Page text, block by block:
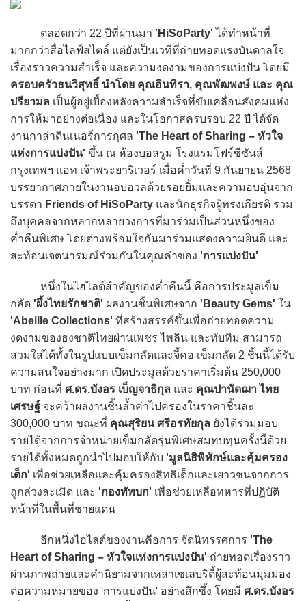
ตลอดกว่า 22 ปีที่ผ่านมา 'HiSoParty' ได้ทำหน้าที่
มากกว่าสื่อไลฟ์สไตล์ แต่ยังเป็นเวทีที่ถ่ายทอดแรงบันดาลใจ
เรื่องราวความสำเร็จ และความงดงามของการแบ่งปัน โดยมี
ครอบครัวธนวิสุทธิ์ นำโดย คุณอินทิรา, คุณพัฒพงษ์ และ คุณ
ปรียามล เป็นผู้อยู่เบื้องหลังความสำเร็จที่ขับเคลื่อนสังคมแห่ง
การให้มาอย่างต่อเนื่อง และในโอกาสครบรอบ 22 ปี ได้จัด
งานกาล่าดินเนอร์การกุศล 'The Heart of Sharing – หัวใจ
แห่งการแบ่งปัน' ขึ้น ณ ห้องบอลรูม โรงแรมโฟร์ซีซันส์
กรุงเทพฯ แอท เจ้าพระยาริเวอร์ เมื่อค่ำวันที่ 9 กันยายน 2568
บรรยากาศภายในงานอบอวลด้วยรอยยิ้มและความอบอุ่นจาก
บรรดา Friends of HiSoParty และนักธุรกิจผู้ทรงเกียรติ รวม
ถึงบุคคลจากหลากหลายวงการที่มาร่วมเป็นส่วนหนึ่งของ
ค่ำคืนพิเศษ โดยต่างพร้อมใจกันมาร่วมแสดงความยินดี และ
สะท้อนเจตนารมณ์ร่วมกันในคุณค่าของ 'การแบ่งปัน'
หนึ่งในไฮไลต์สำคัญของค่ำคืนนี้ คือการประมูลเข็ม
กลัด 'ผึ้งไทยรักชาติ' ผลงานชิ้นพิเศษจาก 'Beauty Gems' ใน
'Abeille Collections' ที่สร้างสรรค์ขึ้นเพื่อถ่ายทอดความ
งดงามของธงชาติไทยผ่านเพชร ไพลิน และทับทิม สามารถ
สวมใส่ได้ทั้งในรูปแบบเข็มกลัดและจี้คอ เข็มกลัด 2 ชิ้นนี้ได้รับ
ความสนใจอย่างมาก เปิดประมูลด้วยราคาเริ่มต้น 250,000
บาท ก่อนที่ ศ.ดร.บังอร เบ็ญจาธิกุล และ คุณปานัดฌา ไทย
เศรษฐ์ จะคว้าผลงานชิ้นล้ำค่าไปครองในราคาชิ้นละ
300,000 บาท ขณะที่ คุณสุริยน ศรีอรทัยกุล ยังได้ร่วมมอบ
รายได้จากการจำหน่ายเข็มกลัดรุ่นพิเศษสมทบทุนครั้งนี้ด้วย
รายได้ทั้งหมดถูกนำไปมอบให้กับ 'มูลนิธิพิทักษ์และคุ้มครอง
เด็ก' เพื่อช่วยเหลือและคุ้มครองสิทธิเด็กและเยาวชนจากการ
ถูกล่วงละเมิด และ 'กองทัพบก' เพื่อช่วยเหลือทหารที่ปฏิบัติ
หน้าที่ในพื้นที่ชายแดน
อีกหนึ่งไฮไลต์ของงานคือการ จัดนิทรรศการ 'The
Heart of Sharing – หัวใจแห่งการแบ่งปัน' ถ่ายทอดเรื่องราว
ผ่านภาพถ่ายและคำนิยามจากเหล่าเซเลบริตี้ผู้สะท้อนมุมมอง
ต่อความหมายของ 'การแบ่งปัน' อย่างลึกซึ้ง โดยมี ศ.ดร.บังอร